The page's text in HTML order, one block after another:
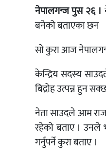
नेपालगन्ज पुस २६ ।
बनेको बताएका छन
साे कुरा आज
केन्द्रिय सदस्य
बिद्रोह उत्पन्न हुन
नेता साउदले आम
रहेको बताए । उनले
गर्नुपर्ने कुरा बताए ।